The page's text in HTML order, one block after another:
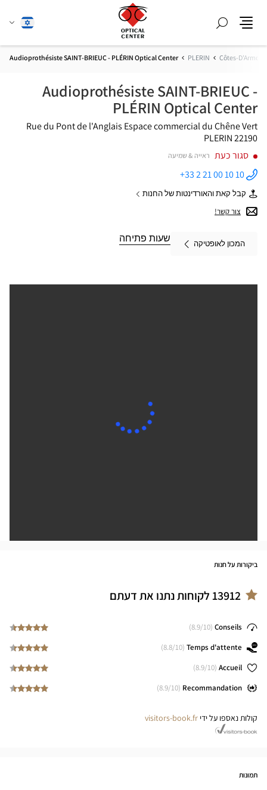
חפש
שנהעברית
Côtes-D'Armor
PLERIN
Audioprothésiste SAINT-BRIEUC - PLÉRIN Optical Center
Audioprothésiste SAINT-BRIEUC -
PLÉRIN Optical Center
Espace commercial du Chêne Vert
Rue du Pont de l'Anglais
22190 PLERIN
סגור כעת ראייה & שמיעה
התקשר
לחנות
Audioprothésiste
SAINT-
BRIEUC -
Center ב
+33 2 21 00 10 10
קבל קאת והאורדינטות של החנות של
Audioprothésiste
SAINT-
PLÉRIN
צור קשר!
המכון לאופטיקה
שעות פתיחה
ביקורות על חנות
13912לקוחות נתנו את דעתם
Conseils
(
8.9/10)
Temps d'attente
(
8.8/10)
Accueil
(
8.9/10)
Recommandation
(
8.9/10)
קולות נאספו על ידי visitors-book.fr
תמונות